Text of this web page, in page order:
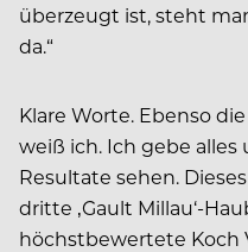
überzeugt ist, steht
da.“
Klare Worte. Ebenso
weiß ich. Ich gebe alles
Resultate sehen.
dritte ‚Gault Millau‘-
höchstbewertete Koch